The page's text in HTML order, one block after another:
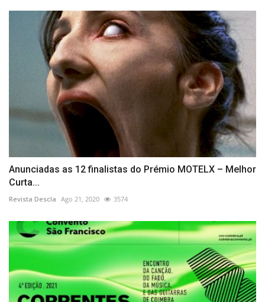
Anunciadas as 12 finalistas do Prémio MOTELX – Melhor
Curta...
Revista Descla Ago 21, 2020 3574